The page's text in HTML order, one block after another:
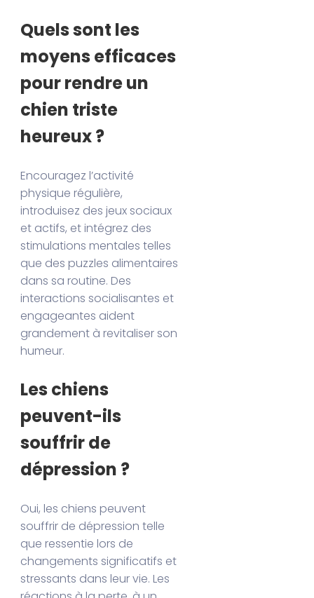
Quels sont les
moyens efficaces
pour rendre un
chien triste
heureux ?
Encouragez l’activité
physique régulière,
introduisez des jeux sociaux
et actifs, et intégrez des
stimulations mentales telles
que des puzzles alimentaires
dans sa routine. Des
interactions socialisantes et
engageantes aident
grandement à revitaliser son
humeur.
Les chiens
peuvent-ils
souffrir de
dépression ?
Oui, les chiens peuvent
souffrir de dépression telle
que ressentie lors de
changements significatifs et
stressants dans leur vie. Les